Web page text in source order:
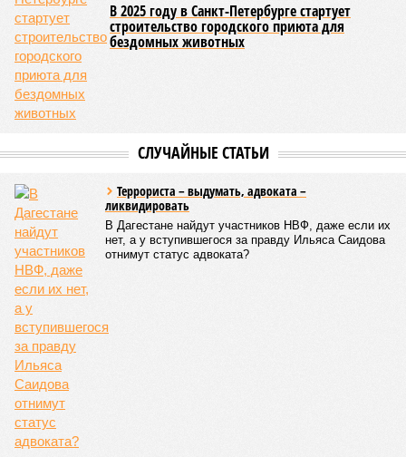
В 2025 году в Санкт-Петербурге стартует
строительство городского приюта для
бездомных животных
СЛУЧАЙНЫЕ СТАТЬИ
Террориста – выдумать, адвоката –
ликвидировать
В Дагестане найдут участников НВФ, даже если их
нет, а у вступившегося за правду Ильяса Саидова
отнимут статус адвоката?